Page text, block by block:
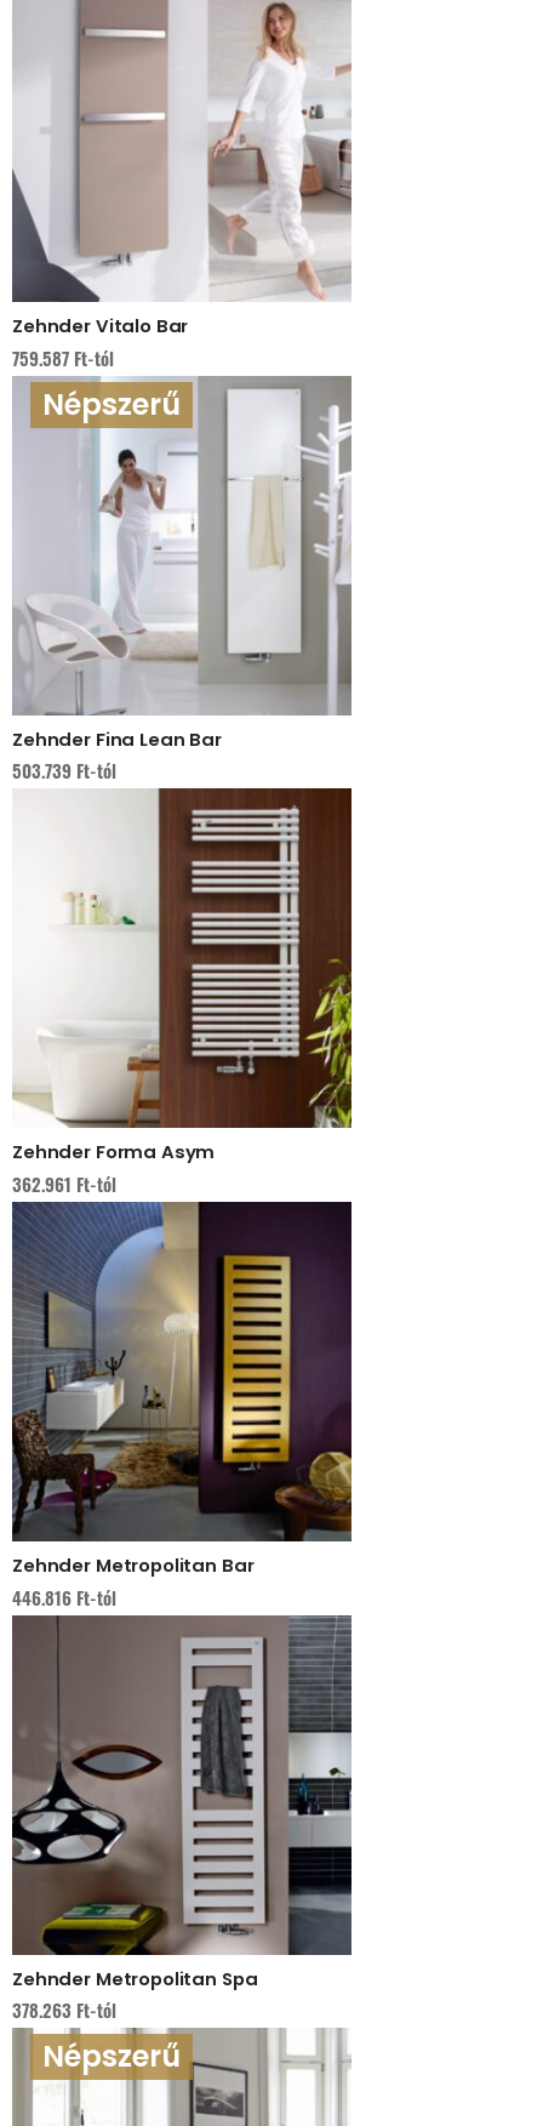
Zehnder Vitalo Bar
759.587 Ft-tól
Népszerű
Zehnder Fina Lean Bar
503.739 Ft-tól
Zehnder Forma Asym
362.961 Ft-tól
Zehnder Metropolitan Bar
446.816 Ft-tól
Zehnder Metropolitan Spa
378.263 Ft-tól
Népszerű